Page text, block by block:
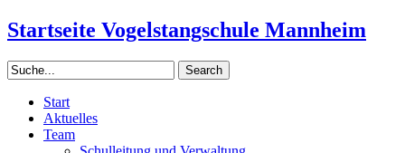
Startseite Vogelstangschule Mannheim
Start
Aktuelles
Team